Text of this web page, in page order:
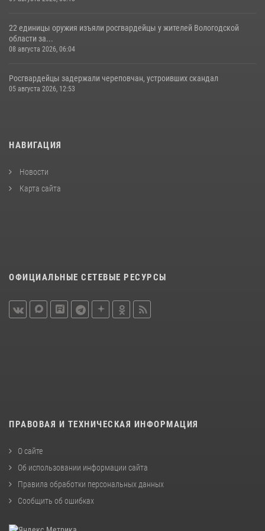
22 единицы оружия изъяли росгвардейцы у жителей Вологодской
области за...
08 августа 2026, 06:04
Росгвардейцы задержали череповчан, устроивших скандал
05 августа 2026, 12:53
НАВИГАЦИЯ
Новости
Карта сайта
ОФИЦИАЛЬНЫЕ СЕТЕВЫЕ РЕСУРСЫ
ПРАВОВАЯ И ТЕХНИЧЕСКАЯ ИНФОРМАЦИЯ
О сайте
Об использовании информации сайта
Правила обработки персональных данных
Сообщить об ошибках